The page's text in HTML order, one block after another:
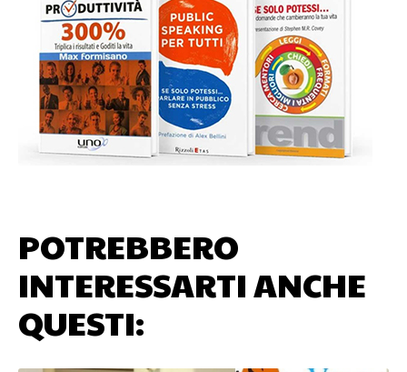
POTREBBERO
INTERESSARTI ANCHE
QUESTI: